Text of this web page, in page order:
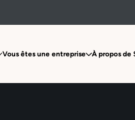
Vous êtes une entreprise À propos de